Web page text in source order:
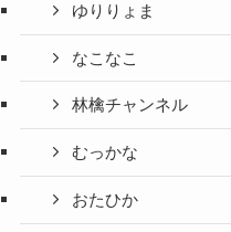
ゆりりょま
なこなこ
林檎チャンネル
むっかな
おたひか